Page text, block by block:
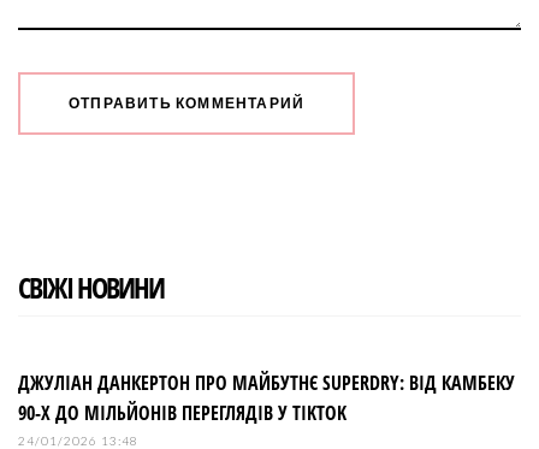
СВІЖІ НОВИНИ
ДЖУЛІАН ДАНКЕРТОН ПРО МАЙБУТНЄ SUPERDRY: ВІД КАМБЕКУ
90-Х ДО МІЛЬЙОНІВ ПЕРЕГЛЯДІВ У TIKTOK
24/01/2026 13:48